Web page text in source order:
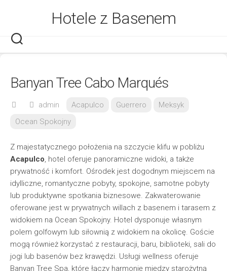
Hotele z Basenem
Banyan Tree Cabo Marqués
admin Acapulco Guerrero
Meksyk
Ocean Spokojny
Z majestatycznego położenia na szczycie klifu w pobliżu
Acapulco, hotel oferuje panoramiczne widoki, a także
prywatność i komfort. Ośrodek jest dogodnym miejscem na
idylliczne, romantyczne pobyty, spokojne, samotne pobyty
lub produktywne spotkania biznesowe. Zakwaterowanie
oferowane jest w prywatnych willach z basenem i tarasem z
widokiem na Ocean Spokojny. Hotel dysponuje własnym
polem golfowym lub siłownią z widokiem na okolicę. Goście
mogą również korzystać z restauracji, baru, biblioteki, sali do
jogi lub basenów bez krawędzi. Usługi wellness oferuje
Banyan Tree Spa, które łączy harmonię między starożytną